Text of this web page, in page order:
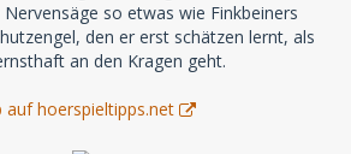
so etwas wie Finkbeiners
den er erst schätzen lernt, als
an den Kragen geht.
auf hoerspieltipps.net